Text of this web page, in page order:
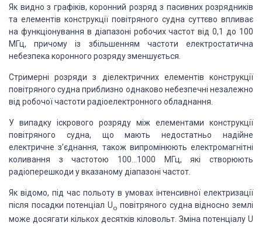
Як видно з графіків, коронний розряд з пасивних розрядників
та елементів конструкції повітряного судна суттєво впливає
на функціонування в діапазоні робочих частот від 0,1 до 100
МГц, причому із збільшенням частоти електростатична
небезпека коронного розряду зменшується.
Стримерні розряди з діелектричних елементів конструкції
повітряного судна приблизно однаково небезпечні незалежно
від робочої частоти радіоелектронного обладнання.
У випадку іскрового розряду між елементами конструкції
повітряного судна, що мають недостатньо надійне
електричне з’єднання, також випромінюють електромагнітні
коливання з частотою 100…1000 МГц, які створюють
радіоперешкоди у вказаному діапазоні частот.
Як відомо, під час польоту в умовах інтенсивної електризації
після посадки потенціал Uo повітряного судна відносно землі
може досягати кількох десятків кіловольт. Зміна потенціалу U